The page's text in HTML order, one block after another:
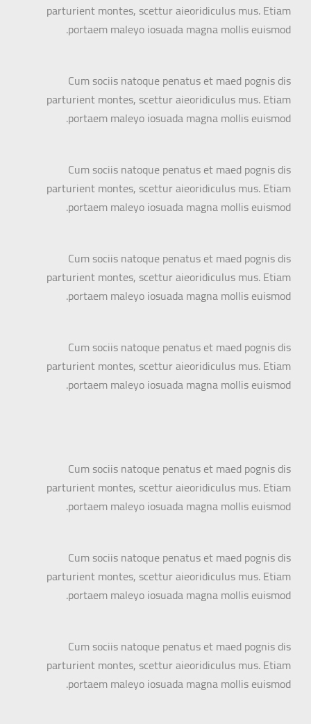
parturient montes, scettur aieoridiculus mus. Etiam
portaem maleyo iosuada magna mollis euismod.
Cum sociis natoque penatus et maed pognis dis
parturient montes, scettur aieoridiculus mus. Etiam
portaem maleyo iosuada magna mollis euismod.
Cum sociis natoque penatus et maed pognis dis
parturient montes, scettur aieoridiculus mus. Etiam
portaem maleyo iosuada magna mollis euismod.
Cum sociis natoque penatus et maed pognis dis
parturient montes, scettur aieoridiculus mus. Etiam
portaem maleyo iosuada magna mollis euismod.
Cum sociis natoque penatus et maed pognis dis
parturient montes, scettur aieoridiculus mus. Etiam
portaem maleyo iosuada magna mollis euismod.
Cum sociis natoque penatus et maed pognis dis
parturient montes, scettur aieoridiculus mus. Etiam
portaem maleyo iosuada magna mollis euismod.
Cum sociis natoque penatus et maed pognis dis
parturient montes, scettur aieoridiculus mus. Etiam
portaem maleyo iosuada magna mollis euismod.
Cum sociis natoque penatus et maed pognis dis
parturient montes, scettur aieoridiculus mus. Etiam
portaem maleyo iosuada magna mollis euismod.